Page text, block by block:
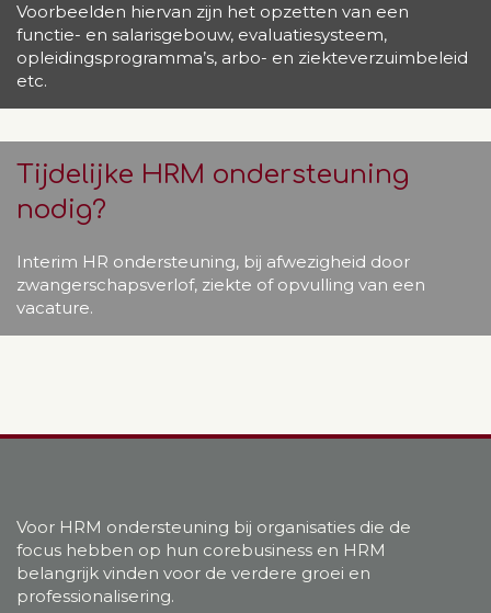
Voorbeelden hiervan zijn het opzetten van een
functie- en salarisgebouw, evaluatiesysteem,
opleidingsprogramma’s, arbo- en ziekteverzuimbeleid
etc.
Tijdelijke HRM ondersteuning
nodig?
Interim HR ondersteuning, bij afwezigheid door
zwangerschapsverlof, ziekte of opvulling van een
vacature.
Voor HRM ondersteuning bij organisaties die de
focus hebben op hun corebusiness en HRM
belangrijk vinden voor de verdere groei en
professionalisering.